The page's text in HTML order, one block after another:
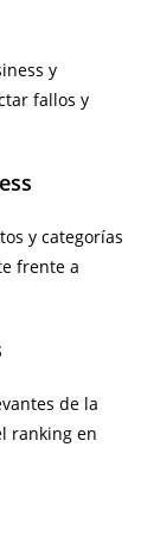
y
fallos y
y categorías
frente a
de la
ranking en